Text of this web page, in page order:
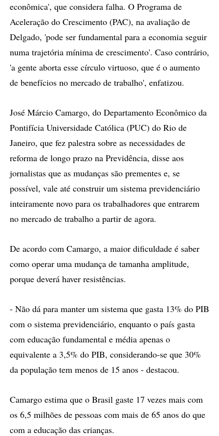
econômica', que considera falha. O Programa de
Aceleração do Crescimento (PAC), na avaliação de
Delgado, 'pode ser fundamental para a economia seguir
numa trajetória mínima de crescimento'. Caso contrário,
'a gente aborta esse círculo virtuoso, que é o aumento
de benefícios no mercado de trabalho', enfatizou.
José Márcio Camargo, do Departamento Econômico da
Pontifícia Universidade Católica (PUC) do Rio de
Janeiro, que fez palestra sobre as necessidades de
reforma de longo prazo na Previdência, disse aos
jornalistas que as mudanças são prementes e, se
possível, vale até construir um sistema previdenciário
inteiramente novo para os trabalhadores que entrarem
no mercado de trabalho a partir de agora.
De acordo com Camargo, a maior dificuldade é saber
como operar uma mudança de tamanha amplitude,
porque deverá haver resistências.
- Não dá para manter um sistema que gasta 13% do PIB
com o sistema previdenciário, enquanto o país gasta
com educação fundamental e média apenas o
equivalente a 3,5% do PIB, considerando-se que 30%
da população tem menos de 15 anos - destacou.
Camargo estima que o Brasil gaste 17 vezes mais com
os 6,5 milhões de pessoas com mais de 65 anos do que
com a educação das crianças.